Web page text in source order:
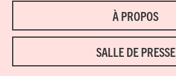
À PROPOS
SALLE DE PRESSE